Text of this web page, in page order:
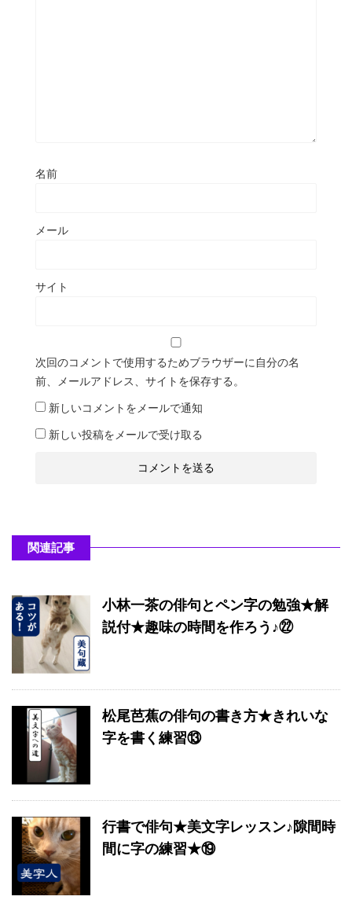
名前
メール
サイト
次回のコメントで使用するためブラウザーに自分の名
前、メールアドレス、サイトを保存する。
新しいコメントをメールで通知
新しい投稿をメールで受け取る
関連記事
小林一茶の俳句とペン字の勉強★解
説付★趣味の時間を作ろう♪㉒
松尾芭蕉の俳句の書き方★きれいな
字を書く練習⑬
行書で俳句★美文字レッスン♪隙間時
間に字の練習★⑲